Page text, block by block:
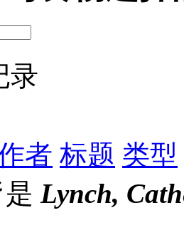
录
者 标题 类型
Lynch,